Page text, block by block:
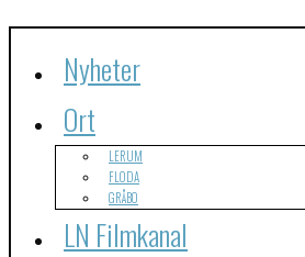
Nyheter
Ort
LERUM
FLODA
GRÅBO
LN Filmkanal